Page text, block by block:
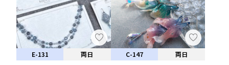
E-131
両日
C-147
両日